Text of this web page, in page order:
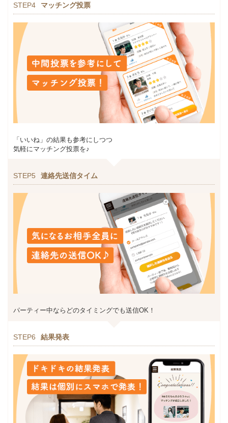
STEP4 マッチング投票
「いいね」の結果も参考にしつつ
気軽にマッチング投票を♪
STEP5 連絡先送信タイム
パーティー中ならどのタイミングでも送信OK！
STEP6 結果発表